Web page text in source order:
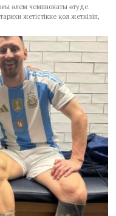
әлем чемпионаты өтуде.
жетістікке қол жеткізіп,